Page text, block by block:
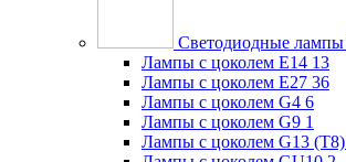
Светодиодные лампы
Лампы с цоколем E14 13
Лампы с цоколем E27 36
Лампы с цоколем G4 6
Лампы с цоколем G9 1
Лампы с цоколем G13 (Т8)